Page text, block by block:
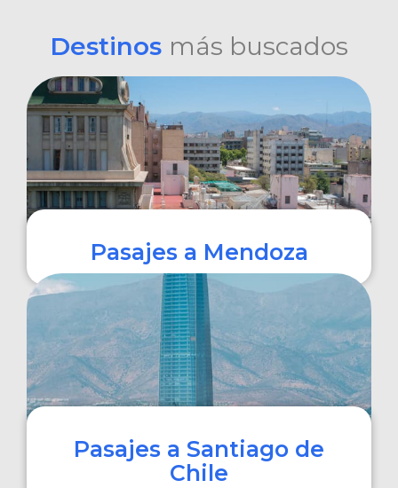
Destinos más buscados
Pasajes a Mendoza
COMPRAR
Pasajes a Santiago de
Chile